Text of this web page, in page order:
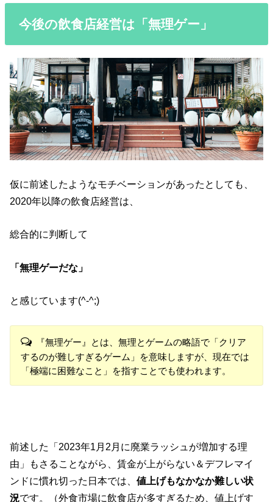
今後の飲食店経営は「無理ゲー」
仮に前述したようなモチベーションがあったとしても、
2020年以降の飲食店経営は、
総合的に判断して
「無理ゲーだな」
と感じています(^-^;)
『無理ゲー』とは、無理とゲームの略語で「クリア
するのが難しすぎるゲーム」を意味しますが、現在では
「極端に困難なこと」を指すことでも使われます。
前述した「2023年1月2月に廃業ラッシュが増加する理
由」もさることながら、賃金が上がらない＆デフレマイ
ンドに慣れ切った日本では、値上げもなかなか難しい状
況です。（外食市場に飲食店が多すぎるため、値上げす